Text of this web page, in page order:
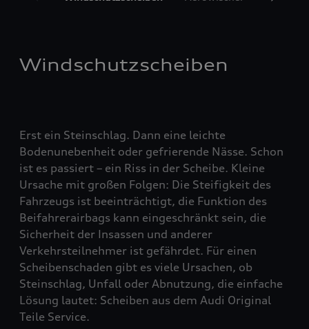
Windschutzscheiben
Erst ein Steinschlag. Dann eine leichte
Bodenunebenheit oder gefrierende Nässe. Schon
ist es passiert – ein Riss in der Scheibe. Kleine
Ursache mit großen Folgen: Die Steifigkeit des
Fahrzeugs ist beeinträchtigt, die Funktion des
Beifahrerairbags kann eingeschränkt sein, die
Sicherheit der Insassen und anderer
Verkehrsteilnehmer ist gefährdet. Für einen
Scheibenschaden gibt es viele Ursachen, ob
Steinschlag, Unfall oder Abnutzung, die einfache
Lösung lautet: Scheiben aus dem Audi Original
Teile Service.